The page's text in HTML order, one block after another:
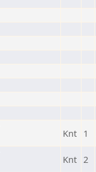
Knt 1
Knt 2